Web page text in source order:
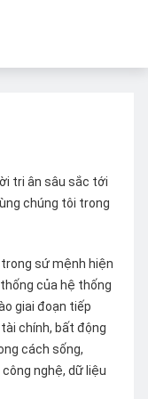
tri ân sâu sắc tới
chúng tôi trong
sứ mệnh hiện
của hệ thống
giai đoạn tiếp
chính, bất động
cách sống,
nghệ, dữ liệu